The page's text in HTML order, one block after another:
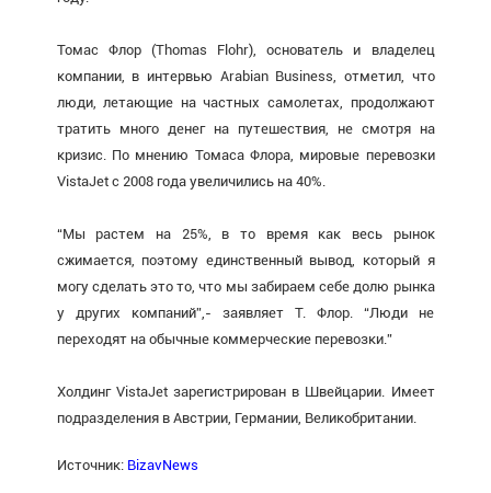
Томас Флор (Thomas Flohr), основатель и владелец
компании, в интервью Arabian Business, отметил, что
люди, летающие на частных самолетах, продолжают
тратить много денег на путешествия, не смотря на
кризис. По мнению Томаса Флора, мировые перевозки
VistaJet с 2008 года увеличились на 40%.
“Мы растем на 25%, в то время как весь рынок
сжимается, поэтому единственный вывод, который я
могу сделать это то, что мы забираем себе долю рынка
у других компаний”,- заявляет Т. Флор. “Люди не
переходят на обычные коммерческие перевозки.”
Холдинг VistaJet зарегистрирован в Швейцарии. Имеет
подразделения в Австрии, Германии, Великобритании.
Источник: BizavNews